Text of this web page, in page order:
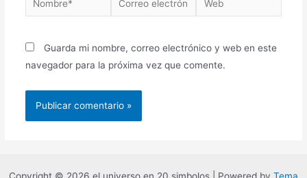
Guarda mi nombre, correo electrónico y web en este
navegador para la próxima vez que comente.